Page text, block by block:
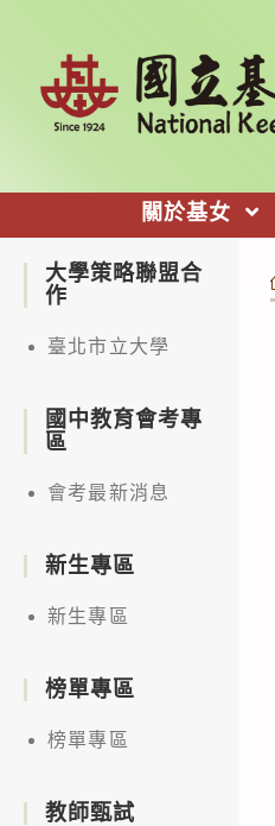
關於基女
大學策略聯盟合
作
臺北市立大學
國中教育會考專
區
會考最新消息
新生專區
新生專區
榜單專區
榜單專區
教師甄試